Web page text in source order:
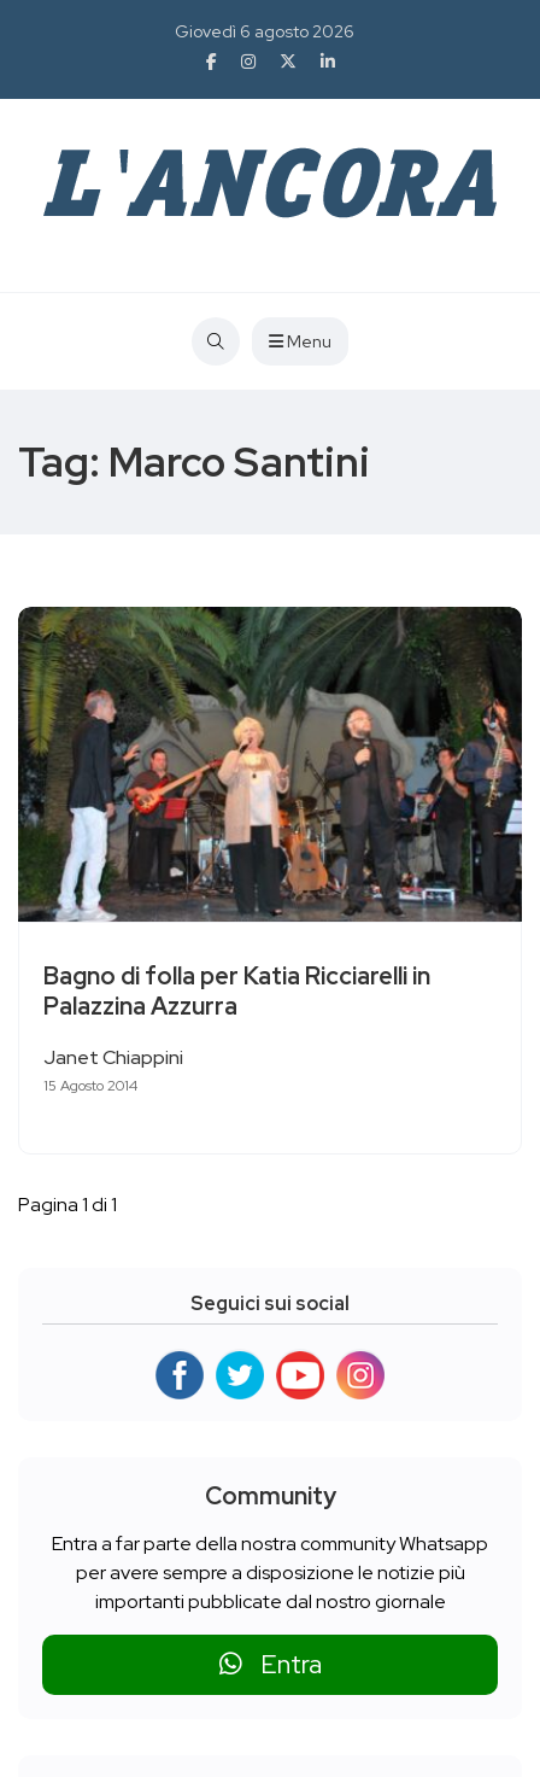
Giovedì 6 agosto 2026
Menu
Tag: Marco Santini
Bagno di folla per Katia Ricciarelli in
Palazzina Azzurra
Janet Chiappini
15 Agosto 2014
Pagina 1 di 1
Seguici sui social
Community
Entra a far parte della nostra community Whatsapp
per avere sempre a disposizione le notizie più
importanti pubblicate dal nostro giornale
Entra